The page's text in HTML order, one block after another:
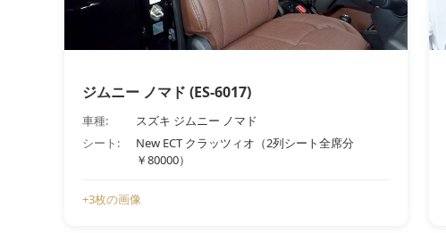
ジムニー ノマド (ES-6017)
車種:
スズキ ジムニー ノマド
シート:
New ECT クラッツィオ（2列シート全席分
￥80000）
+3枚の画像